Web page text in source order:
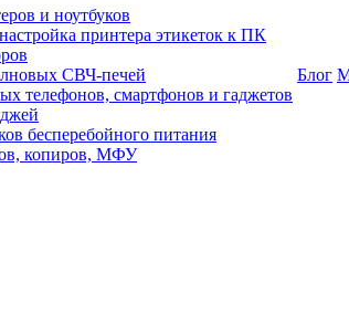
и ноутбуков
принтера этикеток к ПК
СВЧ-печей
телефонов, смартфонов и гаджетов
бесперебойного питания
копиров, МФУ
Блог